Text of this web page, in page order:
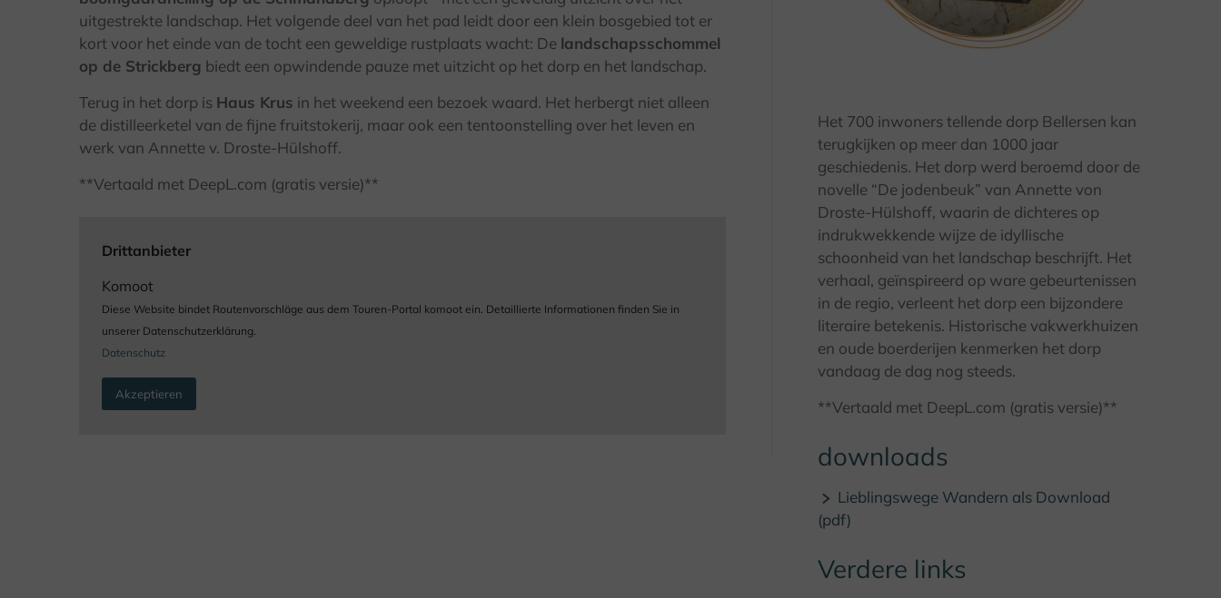
uitgestrekte landschap. Het volgende deel van het pad leidt door een klein bosgebied tot er
kort voor het einde van de tocht een geweldige rustplaats wacht: De landschapsschommel
op de Strickberg biedt een opwindende pauze met uitzicht op het dorp en het landschap.
Terug in het dorp is Haus Krus in het weekend een bezoek waard. Het herbergt niet alleen
de distilleerketel van de fijne fruitstokerij, maar ook een tentoonstelling over het leven en
werk van Annette v. Droste-Hülshoff.
**Vertaald met DeepL.com (gratis versie)**
Drittanbieter
Komoot
Diese Website bindet Routenvorschläge aus dem Touren-Portal komoot ein. Detaillierte Informationen finden Sie in
unserer Datenschutzerklärung.
Datenschutz
Akzeptieren
© Kulturland Kreis Höxter / K. Krajewski
Het 700 inwoners tellende dorp Bellersen kan
terugkijken op meer dan 1000 jaar
geschiedenis. Het dorp werd beroemd door de
novelle “De jodenbeuk” van Annette von
Droste-Hülshoff, waarin de dichteres op
indrukwekkende wijze de idyllische
schoonheid van het landschap beschrijft. Het
verhaal, geïnspireerd op ware gebeurtenissen
in de regio, verleent het dorp een bijzondere
literaire betekenis. Historische vakwerkhuizen
en oude boerderijen kenmerken het dorp
vandaag de dag nog steeds.
**Vertaald met DeepL.com (gratis versie)**
downloads
Lieblingswege Wandern als Download
(pdf)
Verdere links